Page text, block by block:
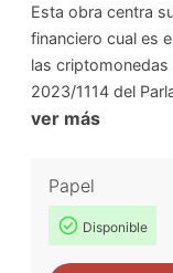
Esta obra centra
financiero cual es
las criptomonedas
2023/1114 del
ver más
Papel
Disponible